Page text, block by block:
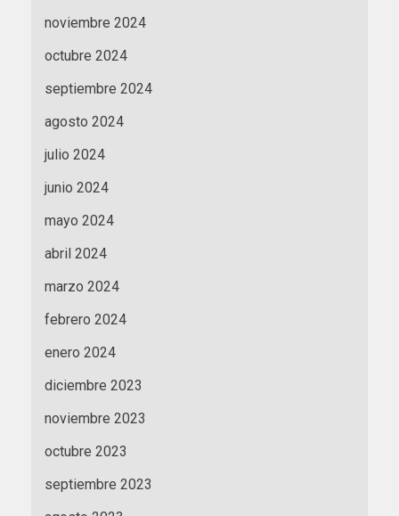
noviembre 2024
octubre 2024
septiembre 2024
agosto 2024
julio 2024
junio 2024
mayo 2024
abril 2024
marzo 2024
febrero 2024
enero 2024
diciembre 2023
noviembre 2023
octubre 2023
septiembre 2023